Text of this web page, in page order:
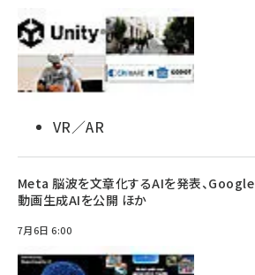
VR／AR
Meta 脳波を文章化するAIを発表、Google
動画生成AIを公開 ほか
7月6日 6:00